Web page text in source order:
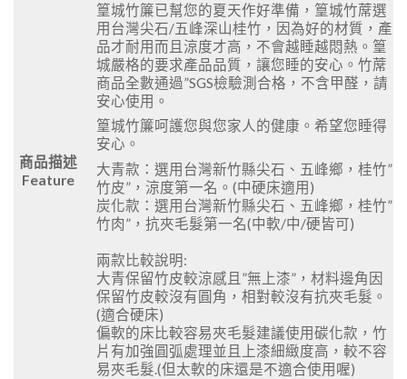
商品描述
Feature
篁城竹簾已幫您的夏天作好準備，篁城竹蓆選
用台灣尖石/五峰深山桂竹，因為好的材質，產
品才耐用而且涼度才高，不會越睡越悶熱。篁
城嚴格的要求產品品質，讓您睡的安心。竹蓆
商品全數通過”SGS檢驗測合格，不含甲醛，請
安心使用。
篁城竹簾呵護您與您家人的健康。希望您睡得
安心。
大青款：選用台灣新竹縣尖石、五峰鄉，桂竹”
竹皮”，涼度第一名。(中硬床適用)
炭化款：選用台灣新竹縣尖石、五峰鄉，桂竹”
竹肉”，抗夾毛髮第一名(中軟/中/硬皆可)
兩款比較說明:
大青保留竹皮較涼感且”無上漆”，材料邊角因
保留竹皮較沒有圓角，相對較沒有抗夾毛髮。
(適合硬床)
偏軟的床比較容易夾毛髮建議使用碳化款，竹
片有加強圓弧處理並且上漆細緻度高，較不容
易夾毛髮.(但太軟的床還是不適合使用喔)